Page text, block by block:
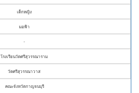
เด็กหญิง
มอฟ้า
-
โรงเรียนวัดศรีสุวรรณาราม
วัดศรีสุวรรณาวาส
คณะจังหวัดกาญจนบุรี